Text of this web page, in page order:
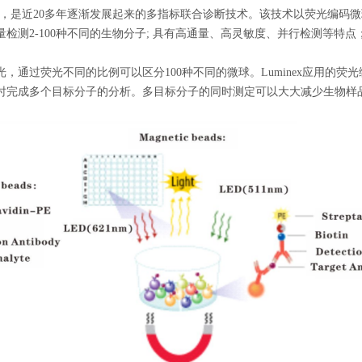
是近20多年逐渐发展起来的多指标联合诊断技术。该技术以荧光编码
测2-100种不同的生物分子; 具有高通量、高灵敏度、并行检测等特
通过荧光不同的比例可以区分100种不同的微球。Luminex应用的荧
成多个目标分子的分析。多目标分子的同时测定可以大大减少生物